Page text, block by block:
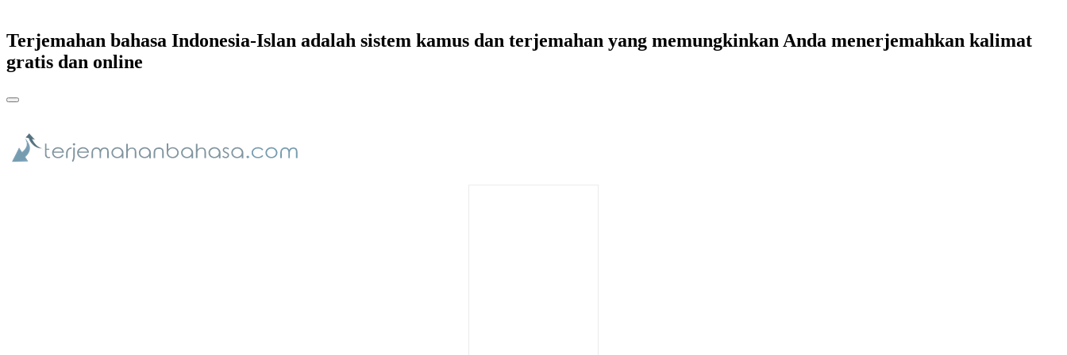
Terjemahan bahasa Indonesia-Islan adalah sistem kamus dan terjemahan yang memungkinkan Anda menerjemahkan kalimat
gratis dan online